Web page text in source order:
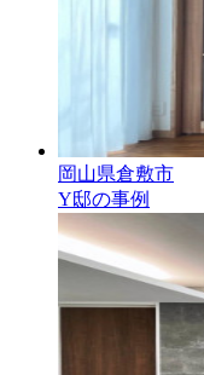
岡山県倉敷市
Y邸の事例